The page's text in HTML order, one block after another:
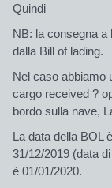
Quindi
NB: la consegna a
dalla Bill of lading.
Nel caso abbiamo
cargo received ?
bordo sulla nave,
La data della BOL
31/12/2019 (data
è 01/01/2020.